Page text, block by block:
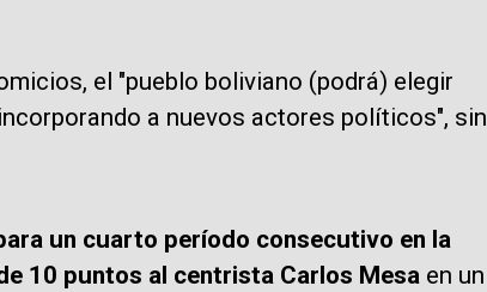
el "pueblo boliviano (podrá) elegir
a nuevos actores políticos", sin
un cuarto período consecutivo en la
10 puntos al centrista Carlos Mesa en un